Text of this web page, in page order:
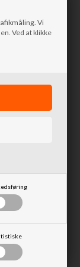
Vi
Ved at klikke
af